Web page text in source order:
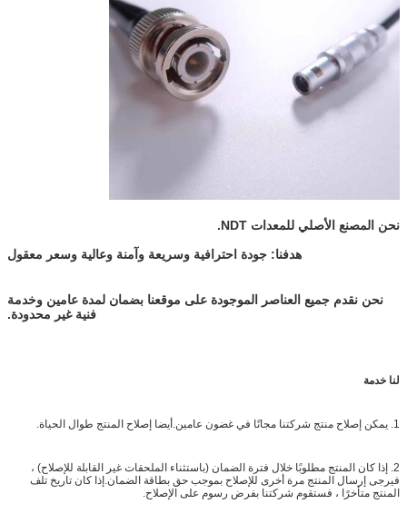
نحن المصنع الأصلي للمعدات NDT.
هدفنا: جودة احترافية وسريعة وآمنة وعالية وسعر معقول
نحن نقدم جميع العناصر الموجودة على موقعنا بضمان لمدة عامين وخدمة
فنية غير محدودة.
لنا خدمة
1. يمكن إصلاح منتج شركتنا مجانًا في غضون عامين.أيضا إصلاح المنتج طوال الحياة.
2. إذا كان المنتج مطلوبًا خلال فترة الضمان (باستثناء الملحقات غير القابلة للإصلاح) ،
فيرجى إرسال المنتج مرة أخرى للإصلاح بموجب حق بطاقة الضمان.إذا كان تاريخ تلف
المنتج متأخرًا ، فستقوم شركتنا بفرض رسوم على الإصلاح.